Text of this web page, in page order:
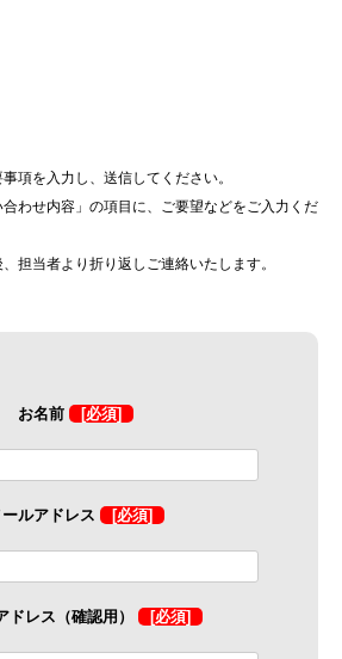
項を入力し、送信してください。
わせ内容」の項目に、ご要望などをご入力くだ
担当者より折り返しご連絡いたします。
お名前 [必須]
ールアドレス [必須]
ドレス（確認用） [必須]